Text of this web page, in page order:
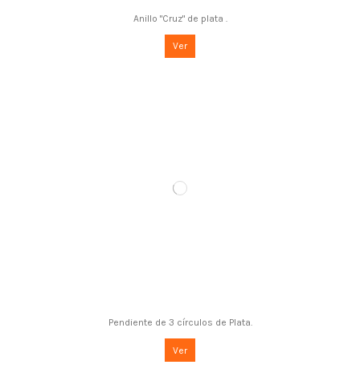
Anillo "Cruz" de plata .
Ver
Pendiente de 3 círculos de Plata.
Ver